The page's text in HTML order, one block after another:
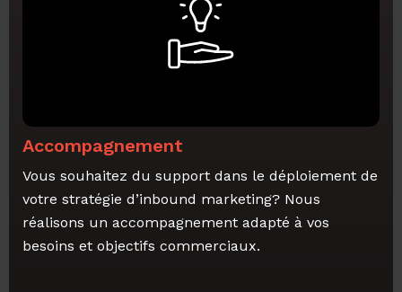
Accompagnement
Vous souhaitez du support dans le déploiement de
votre stratégie d’inbound marketing? Nous
réalisons un accompagnement adapté à vos
besoins et objectifs commerciaux.